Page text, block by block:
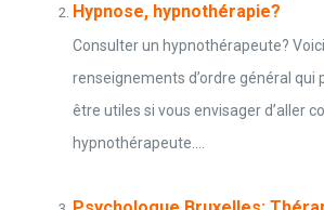
Hypnose, hypnothérapie?
Consulter un hypnothérapeute?
renseignements d’ordre général qui
être utiles si vous envisager d’aller
hypnothérapeute....